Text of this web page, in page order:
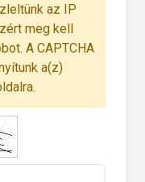
az IP
meg kell
A CAPTCHA
a(z)